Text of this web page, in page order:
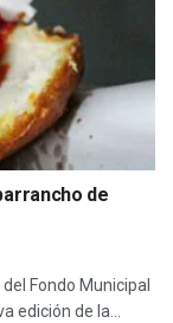
de
Fondo Municipal
edición de la...